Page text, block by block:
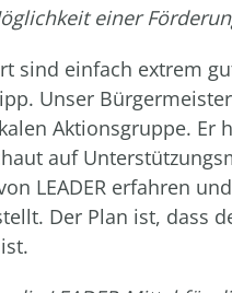
einer
sind einfach extrem
Unser
Aktionsgruppe. Er
auf
LEADER erfahren
Der Plan ist, dass